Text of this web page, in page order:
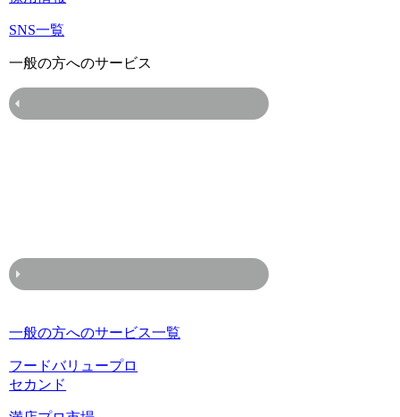
SNS一覧
一般の方へのサービス
一般の方へのサービス一覧
フードバリュープロ
セカンド